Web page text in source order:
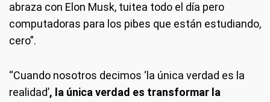
abraza con Elon Musk, tuitea todo el día pero
computadoras para los pibes que están estudiando,
cero”.
“Cuando nosotros decimos ‘la única verdad es la
realidad’, la única verdad es transformar la